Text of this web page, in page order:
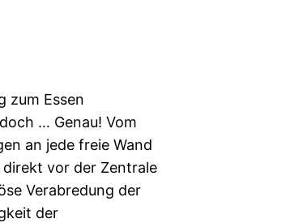
zum Essen
… Genau! Vom
an jede freie Wand
vor der Zentrale
Verabredung der
der